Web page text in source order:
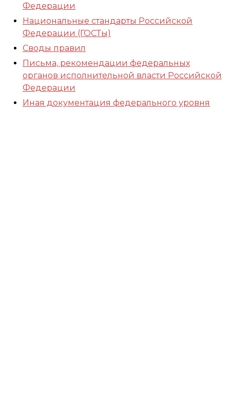
Федерации
Национальные стандарты Российской
Федерации (ГОСТы)
Своды правил
Письма, рекомендации федеральных
органов исполнительной власти Российской
Федерации
Иная документация федерального уровня